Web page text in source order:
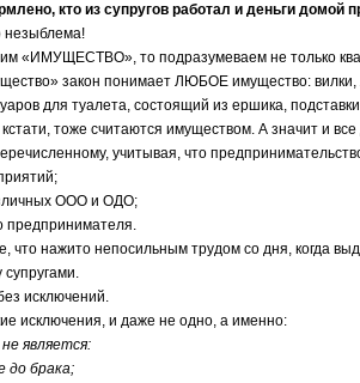
кто из супругов работал и деньги домой
«ИМУЩЕСТВО», то подразумеваем не только
закон понимает ЛЮБОЕ имущество: вилки,
для туалета, состоящий из ершика,
тоже считаются имуществом. А значит и
учитывая, что предпринимательство
ООО и ОДО;
предпринимателя.
нажито непосильным трудом со дня, когда
исключений.
исключения, и даже не одно, а именно:
является:
до брака;